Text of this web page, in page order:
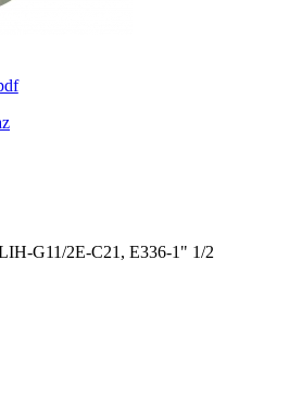
G11/2E-C21, E336-1" 1/2